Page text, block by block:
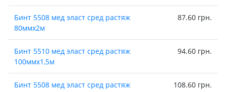
Бинт 5508 мед эласт сред растяж
80ммх2м
87.60 грн.
Бинт 5510 мед эласт сред растяж
100ммх1,5м
94.60 грн.
Бинт 5508 мед эласт сред растяж
108.60 грн.